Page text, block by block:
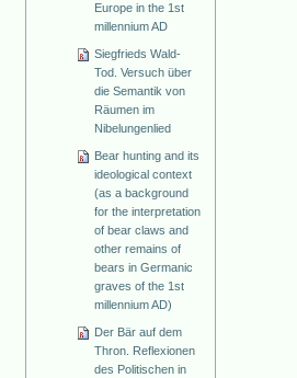
Europe in the 1st
millennium AD
Siegfrieds Wald-
Tod. Versuch über
die Semantik von
Räumen im
Nibelungenlied
Bear hunting and its
ideological context
(as a background
for the interpretation
of bear claws and
other remains of
bears in Germanic
graves of the 1st
millennium AD)
Der Bär auf dem
Thron. Reflexionen
des Politischen in